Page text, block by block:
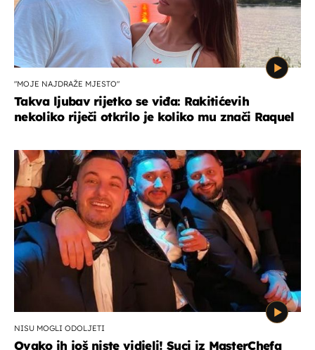
"MOJE NAJDRAŽE MJESTO"
Takva ljubav rijetko se viđa: Rakitićevih
nekoliko riječi otkrilo je koliko mu znači Raquel
NISU MOGLI ODOLJETI
Ovako ih još niste vidjeli! Suci iz MasterChefa